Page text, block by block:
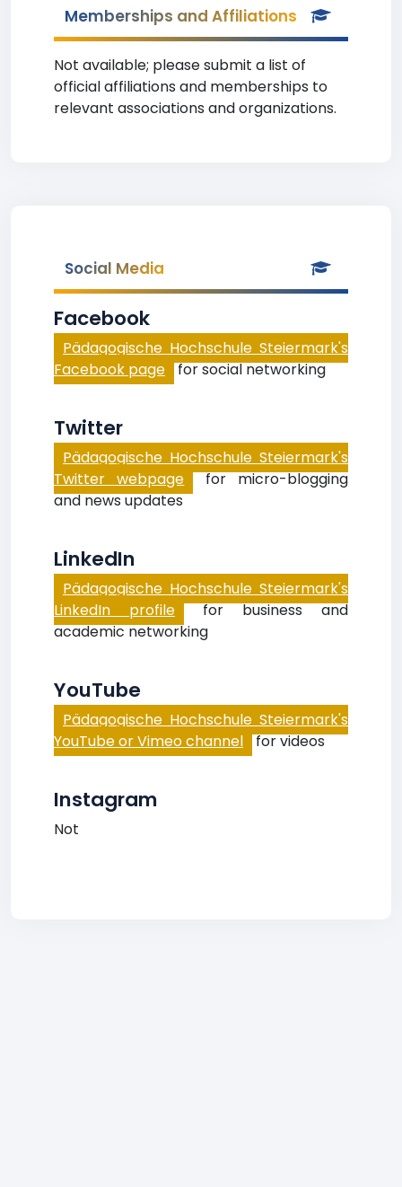
Memberships and Affiliations
Not available; please submit a list of
official affiliations and memberships to
relevant associations and organizations.
Social Media
Facebook
Pädagogische Hochschule Steiermark's
Facebook page for social networking
Twitter
Pädagogische Hochschule Steiermark's
Twitter webpage for micro-blogging
and news updates
LinkedIn
Pädagogische Hochschule Steiermark's
LinkedIn profile for business and
academic networking
YouTube
Pädagogische Hochschule Steiermark's
YouTube or Vimeo channel for videos
Instagram
Not